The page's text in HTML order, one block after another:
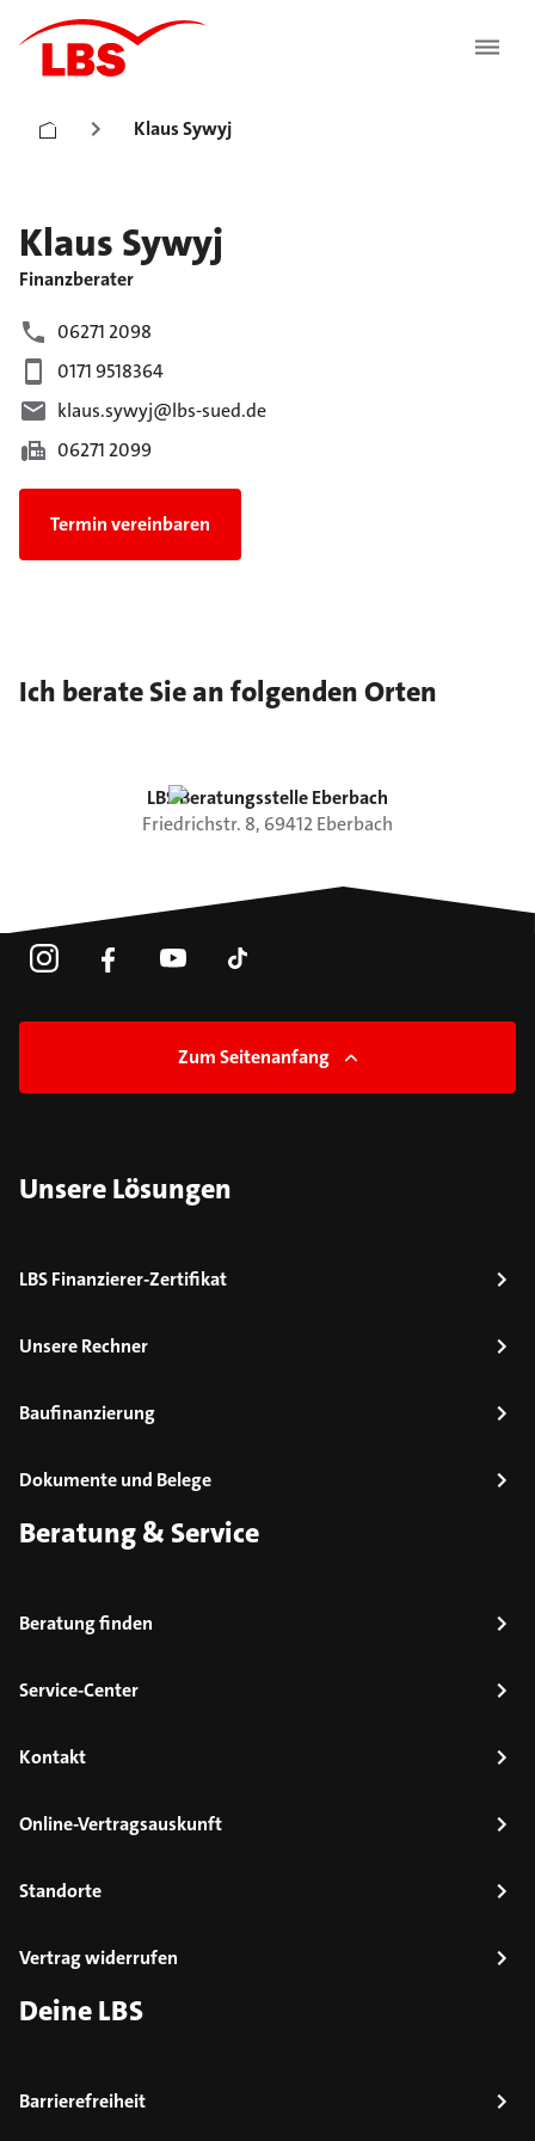
Klaus Sywyj
Klaus Sywyj
Finanzberater
06271 2098
0171 9518364
klaus.sywyj@lbs-sued.de
06271 2099
Termin vereinbaren
Ich berate Sie an folgenden Orten
LBS Beratungsstelle Eberbach
Friedrichstr. 8, 69412Eberbach
Zum Seitenanfang
Unsere Lösungen
LBS Finanzierer-Zertifikat
Unsere Rechner
Baufinanzierung
Dokumente und Belege
Beratung & Service
Beratung finden
Service-Center
Kontakt
Online-Vertragsauskunft
Standorte
Vertrag widerrufen
Deine LBS
Barrierefreiheit